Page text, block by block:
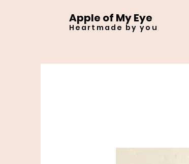
Apple of My Eye
Heartmade by you